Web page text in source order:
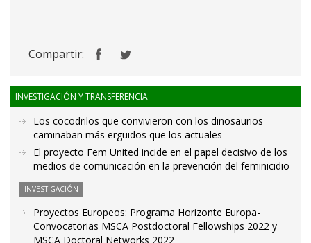
Compartir:
INVESTIGACIÓN Y TRANSFERENCIA
Los cocodrilos que convivieron con los dinosaurios
caminaban más erguidos que los actuales
El proyecto Fem United incide en el papel decisivo de los
medios de comunicación en la prevención del feminicidio
INVESTIGACIÓN
Proyectos Europeos: Programa Horizonte Europa-
Convocatorias MSCA Postdoctoral Fellowships 2022 y
MSCA Doctoral Networks 2022